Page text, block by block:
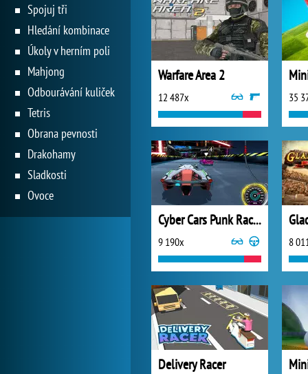
Warfare Area 2
12 487x 35
Cyber Cars Punk Racing 2
9 190x 8
Delivery Racer
Spojuj tři
Hledání kombinace
Úkoly v herním poli
Mahjong
Odbourávání kuliček
Tetris
Obrana pevnosti
Drakohamy
Sladkosti
Ovoce